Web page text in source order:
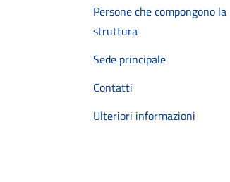
Persone che compongono la
struttura
Sede principale
Contatti
Ulteriori informazioni